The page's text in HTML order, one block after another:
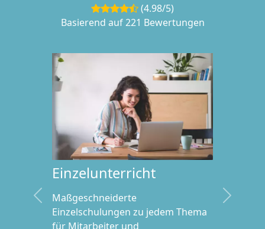
(4.98/5)
Basierend auf 221 Bewertungen
Einzelunterricht
Maßgeschneiderte
Einzelschulungen zu jedem Thema
für Mitarbeiter und
Vorherige